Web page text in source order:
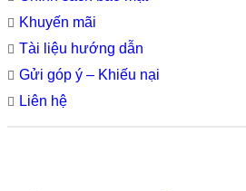
Khuyến mãi
Tài liệu hướng dẫn
Gửi góp ý – Khiếu nại
Liên hệ